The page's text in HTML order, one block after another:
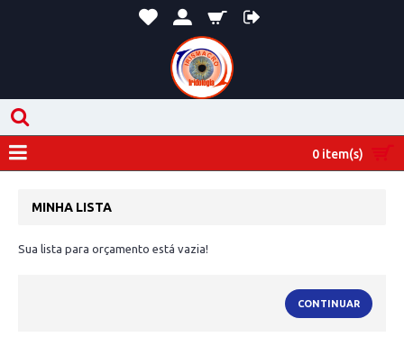
0 item(s)
MINHA LISTA
Sua lista para orçamento está vazia!
CONTINUAR